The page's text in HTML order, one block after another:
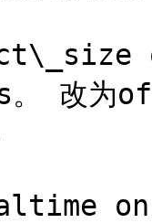
改为
on;